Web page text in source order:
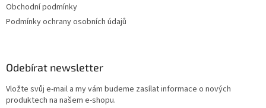
Obchodní podmínky
Podmínky ochrany osobních údajů
Odebírat newsletter
Vložte svůj e-mail a my vám budeme zasílat informace o nových
produktech na našem e-shopu.